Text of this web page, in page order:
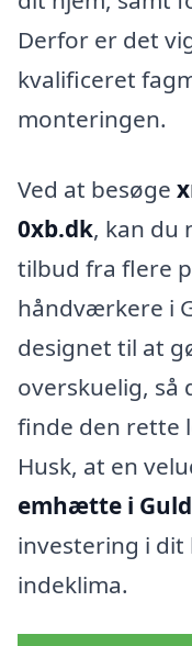
Derfor er det
kvalificeret
monteringen.
Ved at besøge
0xb.dk, kan du
tilbud fra flere
håndværkere i
designet til at
overskuelig, så
finde den rette
Husk, at en
emhætte i
investering i dit
indeklima.